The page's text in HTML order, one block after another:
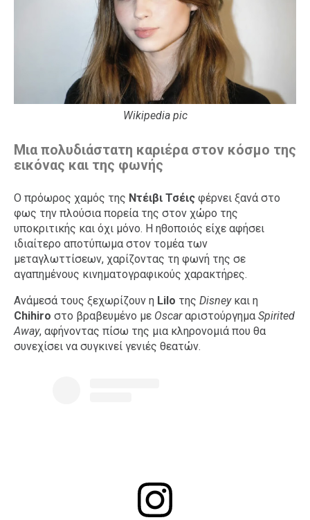
Wikipedia pic
Μια πολυδιάστατη καριέρα στον κόσμο της
εικόνας και της φωνής
Ο πρόωρος χαμός της Ντέιβι Τσέις φέρνει ξανά στο
φως την πλούσια πορεία της στον χώρο της
υποκριτικής και όχι μόνο. Η ηθοποιός είχε αφήσει
ιδιαίτερο αποτύπωμα στον τομέα των
μεταγλωττίσεων, χαρίζοντας τη φωνή της σε
αγαπημένους κινηματογραφικούς χαρακτήρες.
Ανάμεσά τους ξεχωρίζουν η Lilo της Disneyκαι η
Chihiro στο βραβευμένο με Oscarαριστούργημα Spirited
Away, αφήνοντας πίσω της μια κληρονομιά που θα
συνεχίσει να συγκινεί γενιές θεατών.